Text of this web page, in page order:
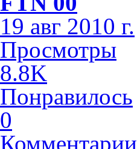
19 авг 2010 г.
Просмотры
8.8K
Понравилось
0
Комментарии